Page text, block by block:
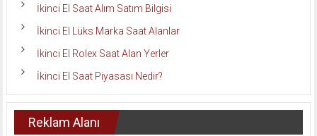
İkinci El Saat Alım Satım Bilgisi
İkinci El Lüks Marka Saat Alanlar
İkinci El Rolex Saat Alan Yerler
İkinci El Saat Piyasası Nedir?
Reklam Alanı